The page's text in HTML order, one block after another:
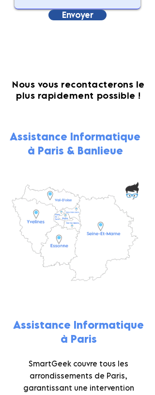
Envoyer
Nous vous recontacterons le
plus rapidement possible !
Assistance Informatique
à Paris & Banlieue
Assistance Informatique
à Paris
SmartGeek couvre tous les
arrondissements de Paris,
garantissant une intervention